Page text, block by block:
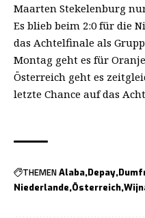
Maarten Stekelenburg
Es blieb beim 2:0 für die
das Achtelfinale als
Montag geht es für
Österreich geht es
letzte Chance auf das
THEMENAlaba Depay
Niederlande Österreich